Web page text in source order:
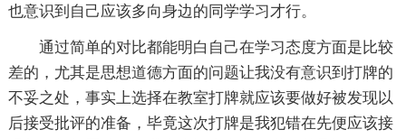
也意识到自己应该多向身边的同学学习才行。
通过简单的对比都能明白自己在学习态度方面是比较
差的，尤其是思想道德方面的问题让我没有意识到打牌的
不妥之处，事实上选择在教室打牌就应该要做好被发现以
后接受批评的准备，毕竟这次打牌是我犯错在先便应该接